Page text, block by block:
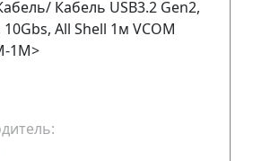
Кабель USB3.2 Gen2,
10Gbs, All Shell 1м VCOM
1M>